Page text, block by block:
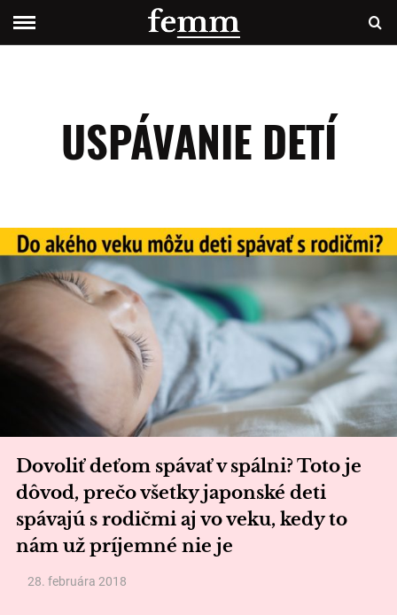
USPÁVANIE DETÍ
Dovoliť deťom spávať v spálni? Toto je
dôvod, prečo všetky japonské deti
spávajú s rodičmi aj vo veku, kedy to
nám už príjemné nie je
28. februára 2018